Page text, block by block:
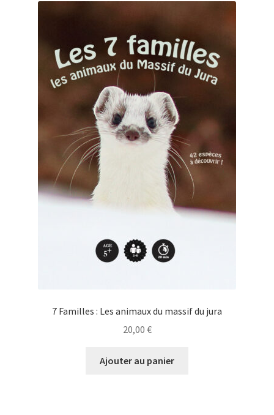
Mon compte
Validation de la commande
Validation de la commande
7 Familles : Les animaux du massif du jura
20,00 €
Ajouter au panier